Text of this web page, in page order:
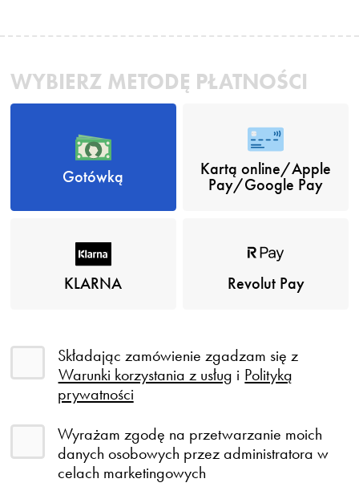
WYBIERZ METODĘ PŁATNOŚCI
Gotówką
Kartą online/Apple
Pay/Google Pay
KLARNA Revolut Pay
Składając zamówienie zgadzam się z
Warunki korzystania z usług i Polityką
prywatności
Wyrażam zgodę na przetwarzanie moich
danych osobowych przez administratora w
celach marketingowych